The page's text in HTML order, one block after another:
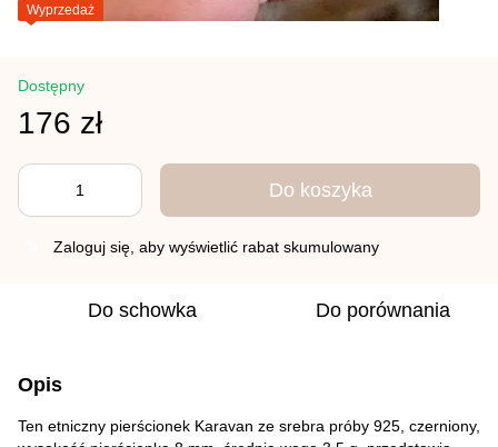
Wyprzedaż
Dostępny
176 zł
Do koszyka
Zaloguj się , aby wyświetlić rabat skumulowany
Do schowka Do porównania
Opis
Ten etniczny pierścionek Karavan ze srebra próby 925, czerniony,